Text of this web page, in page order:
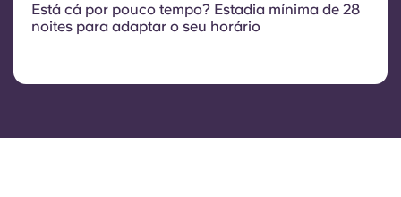
Está cá por pouco tempo? Estadia mínima de 28
noites para adaptar o seu horário